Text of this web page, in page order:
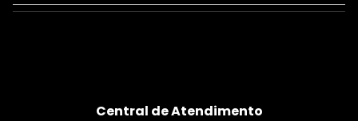
Central de Atendimento